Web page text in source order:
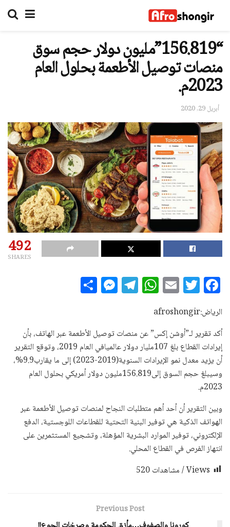
“156.819”مليون دولار حجم سوق
منصات توصيل الأطعمة بحلول العام
2023م.
أبريل 29, 2020
492
SHARES
F
a
c
e
b
o
o
k
T
w
it
te
r
E
m
ai
l
W
h
s
A
p
p
T
el
g
ra
m
M
es
n
g
e
r
r
e
الرياض:afroshongir
أكد تقرير لـ”أوشن إكس” عن منصات توصيل الأطعمة عبر الهاتف، بأن
إيرادات القطاع بلغ 107مليار دولار عالميافي العام 2019، وتوقع التقرير
أن يزيد معدل نمو الإيرادات السنوية(2019-2023) إلى ما يقارب9.9%،
وسيبلغ حجم السوق إلى156.819مليون دولار أمريكي بحلول العام
2023م.
وبين التقرير أن أحد أهم متطلبات النجاح لمنصات توصيل الأطعمة عبر
الهواتف الذكية هي توفير البنية التحتية للقطاعات اللوجستية، الدفع
الإلكتروني، توفير الموارد البشرية المؤهلة، وتشجيع المستثمرين على
انتهاز الفرص في القطاع المحلي.
Views / مشاهدات
520
Previous Post